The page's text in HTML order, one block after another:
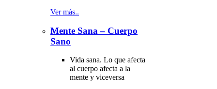
Ver más..
Mente Sana – Cuerpo
Sano
Vida sana. Lo que afecta
al cuerpo afecta a la
mente y viceversa